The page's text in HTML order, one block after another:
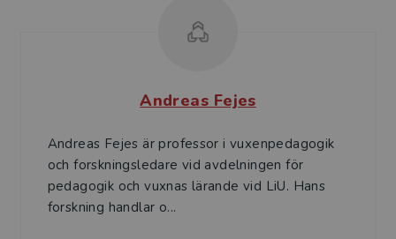
Andreas Fejes
Andreas Fejes är professor i vuxenpedagogik
och forskningsledare vid avdelningen för
pedagogik och vuxnas lärande vid LiU. Hans
forskning handlar o...